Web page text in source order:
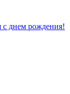
с днем рождения!